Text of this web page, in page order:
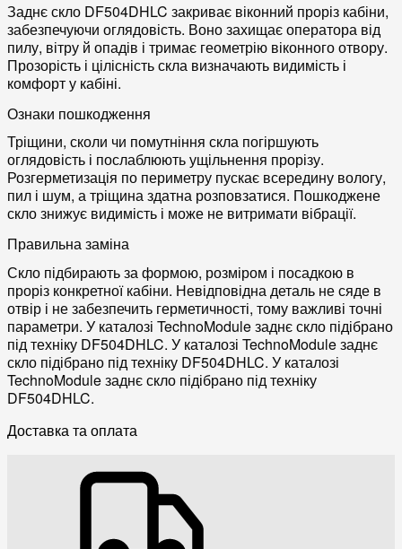
Заднє скло DF504DHLC закриває віконний проріз кабіни,
забезпечуючи оглядовість. Воно захищає оператора від
пилу, вітру й опадів і тримає геометрію віконного отвору.
Прозорість і цілісність скла визначають видимість і
комфорт у кабіні.
Ознаки пошкодження
Тріщини, сколи чи помутніння скла погіршують
оглядовість і послаблюють ущільнення прорізу.
Розгерметизація по периметру пускає всередину вологу,
пил і шум, а тріщина здатна розповзатися. Пошкоджене
скло знижує видимість і може не витримати вібрації.
Правильна заміна
Скло підбирають за формою, розміром і посадкою в
проріз конкретної кабіни. Невідповідна деталь не сяде в
отвір і не забезпечить герметичності, тому важливі точні
параметри. У каталозі TechnoModule заднє скло підібрано
під техніку DF504DHLC. У каталозі TechnoModule заднє
скло підібрано під техніку DF504DHLC. У каталозі
TechnoModule заднє скло підібрано під техніку
DF504DHLC.
Доставка та оплата